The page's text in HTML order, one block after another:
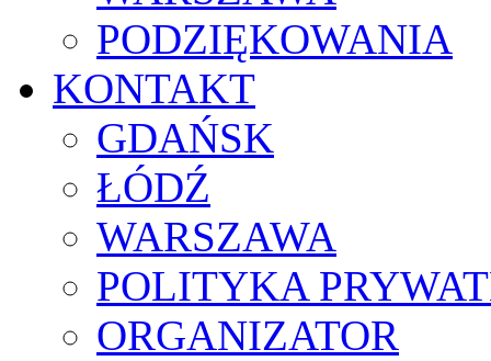
PODZIĘKOWANIA
KONTAKT
GDAŃSK
ŁÓDŹ
WARSZAWA
POLITYKA
ORGANIZATOR